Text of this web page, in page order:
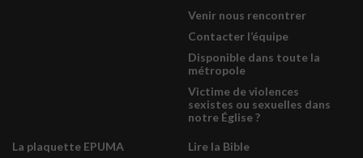
Venir nous rencontrer
Contacter l’équipe
Disponible dans toute la
métropole
Victime de violences
sexistes ou sexuelles dans
notre Église ?
La plaquette EPUMA
Lire la Bible